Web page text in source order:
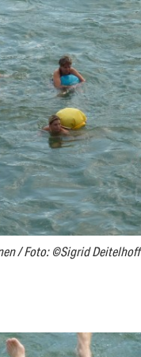
/ Foto: ©Sigrid Deitelhoff